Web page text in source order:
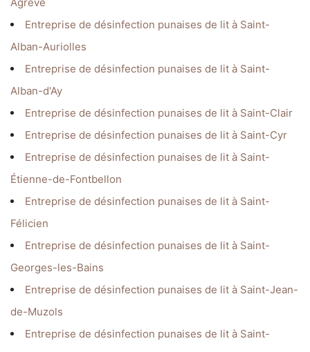
Entreprise de désinfection punaises de lit à Saint-
Alban-Auriolles
Entreprise de désinfection punaises de lit à Saint-
Alban-d'Ay
Entreprise de désinfection punaises de lit à Saint-Clair
Entreprise de désinfection punaises de lit à Saint-Cyr
Entreprise de désinfection punaises de lit à Saint-
Étienne-de-Fontbellon
Entreprise de désinfection punaises de lit à Saint-
Félicien
Entreprise de désinfection punaises de lit à Saint-
Georges-les-Bains
Entreprise de désinfection punaises de lit à Saint-Jean-
de-Muzols
Entreprise de désinfection punaises de lit à Saint-